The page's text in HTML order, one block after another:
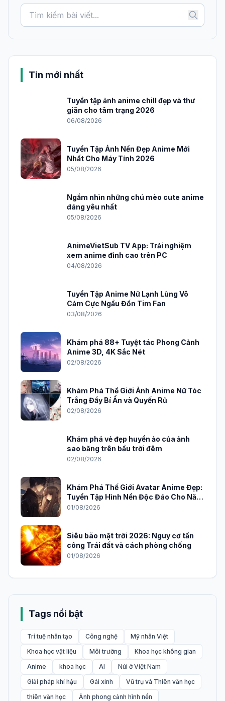
Tin mới nhất
Tuyển tập ảnh anime chill đẹp và thư
giãn cho tâm trạng 2026
06/08/2026
Tuyển Tập Ảnh Nền Đẹp Anime Mới
Nhất Cho Máy Tính 2026
05/08/2026
Ngắm nhìn những chú mèo cute anime
đáng yêu nhất
05/08/2026
AnimeVietSub TV App: Trải nghiệm
xem anime đỉnh cao trên PC
04/08/2026
Tuyển Tập Anime Nữ Lạnh Lùng Vô
Cảm Cực Ngầu Đốn Tim Fan
03/08/2026
Khám phá 88+ Tuyệt tác Phong Cảnh
Anime 3D, 4K Sắc Nét
02/08/2026
Khám Phá Thế Giới Ảnh Anime Nữ Tóc
Trắng Đầy Bí Ẩn và Quyến Rũ
02/08/2026
Khám phá vẻ đẹp huyền ảo của ảnh
sao băng trên bầu trời đêm
02/08/2026
Khám Phá Thế Giới Avatar Anime Đẹp:
Tuyển Tập Hình Nền Độc Đáo Cho Năm
2026
01/08/2026
Siêu bão mặt trời 2026: Nguy cơ tấn
công Trái đất và cách phòng chống
01/08/2026
Tags nổi bật
Trí tuệ nhân tạo Công nghệ
Mỹ nhân Việt
Khoa học vật liệu
Môi trường
Khoa học không gian
Anime
khoa học AI
Núi ở Việt Nam
Giải pháp khí hậu
Gái xinh
Vũ trụ và Thiên văn học
thiên văn học
Ảnh phong cảnh hình nền